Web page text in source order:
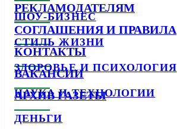
ШОУ-БИЗНЕС
СТИЛЬ ЖИЗНИ
ЗДОРОВЬЕ И ПСИХОЛОГИЯ
НАУКА И ТЕХНОЛОГИИ
ДЕНЬГИ
РЕКЛАМОДАТЕЛЯМ
СОГЛАШЕНИЯ И ПРАВИЛА
КОНТАКТЫ
ВАКАНСИИ
АРХИВ ГАЗЕТЫ